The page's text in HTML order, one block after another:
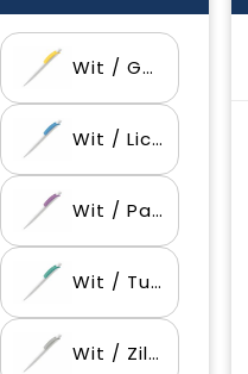
Wit / Geel
Wit / Lichtblauw
Wit / Paars
Wit / Turquoise
Wit / Zilver